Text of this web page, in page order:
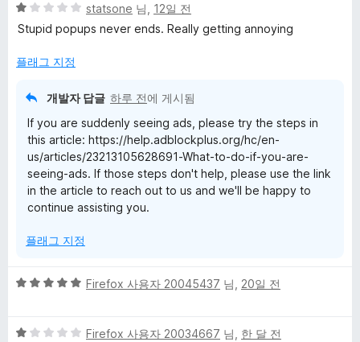
5
점
점
statsone 님, 12일 전
Stupid popups never ends. Really getting annoying
플래그 지정
개발자 답글 하루 전에 게시됨
If you are suddenly seeing ads, please try the steps in
this article: https://help.adblockplus.org/hc/en-
us/articles/23213105628691-What-to-do-if-you-are-
seeing-ads. If those steps don't help, please use the link
in the article to reach out to us and we'll be happy to
continue assisting you.
플래그 지정
5
점
Firefox 사용자 20045437 님, 20일 전
5
Firefox 사용자 20034667 님, 한 달 전